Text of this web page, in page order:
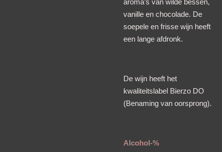
vanille en chocolade. De
soepele en frisse wijn heeft
een lange afdronk.
De wijn heeft het
kwaliteitslabel Bierzo DO
(Benaming van oorsprong).
Alcohol-%